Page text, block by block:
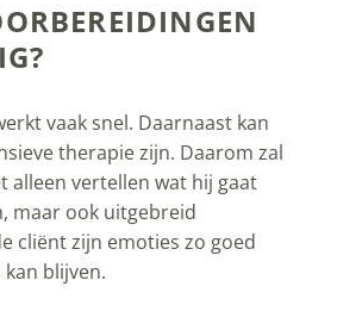
vaak snel. Daarnaast kan
therapie zijn. Daarom zal
alleen vertellen wat hij gaat
maar ook uitgebreid
cliënt zijn emoties zo goed
blijven.